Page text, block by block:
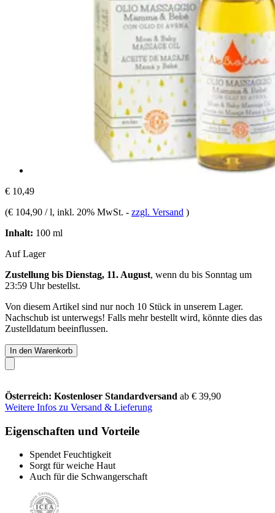
€ 10,49
(€ 104,90 / l, inkl. 20% MwSt. - zzgl. Versand )
Inhalt: 100 ml
Auf Lager
Zustellung bis Dienstag, 11. August, wenn du bis Sonntag um
23:59 Uhrbestellst.
Von diesem Artikel sind nur noch 10 Stück in unserem Lager.
Nachschub ist unterwegs! Falls mehr bestellt wird, könnte dies das
Zustelldatum beeinflussen.
In den Warenkorb
Österreich: Kostenloser Standardversand ab € 39,90
Weitere Infos zu Versand & Lieferung
Eigenschaften und Vorteile
Spendet Feuchtigkeit
Sorgt für weiche Haut
Auch für die Schwangerschaft